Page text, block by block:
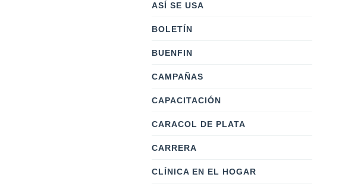
ASÍ SE USA
BOLETÍN
BUENFIN
CAMPAÑAS
CAPACITACIÓN
CARACOL DE PLATA
CARRERA
CLÍNICA EN EL HOGAR